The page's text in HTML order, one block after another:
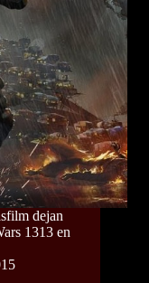
dejan
1313 en